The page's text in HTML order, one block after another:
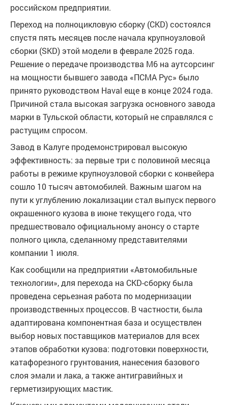
российском предприятии.
Переход на полноцикловую сборку (CKD) состоялся
спустя пять месяцев после начала крупноузловой
сборки (SKD) этой модели в феврале 2025 года.
Решение о передаче производства M6 на аутсорсинг
на мощности бывшего завода «ПСМА Рус» было
принято руководством Haval еще в конце 2024 года.
Причиной стала высокая загрузка основного завода
марки в Тульской области, который не справлялся с
растущим спросом.
Завод в Калуге продемонстрировал высокую
эффективность: за первые три с половиной месяца
работы в режиме крупноузловой сборки с конвейера
сошло 10 тысяч автомобилей. Важным шагом на
пути к углублению локализации стал выпуск первого
окрашенного кузова в июне текущего года, что
предшествовало официальному анонсу о старте
полного цикла, сделанному представителями
компании 1 июля.
Как сообщили на предприятии «Автомобильные
технологии», для перехода на CKD-сборку была
проведена серьезная работа по модернизации
производственных процессов. В частности, была
адаптирована компонентная база и осуществлен
выбор новых поставщиков материалов для всех
этапов обработки кузова: подготовки поверхности,
катафорезного грунтования, нанесения базового
слоя эмали и лака, а также антигравийных и
герметизирующих мастик.